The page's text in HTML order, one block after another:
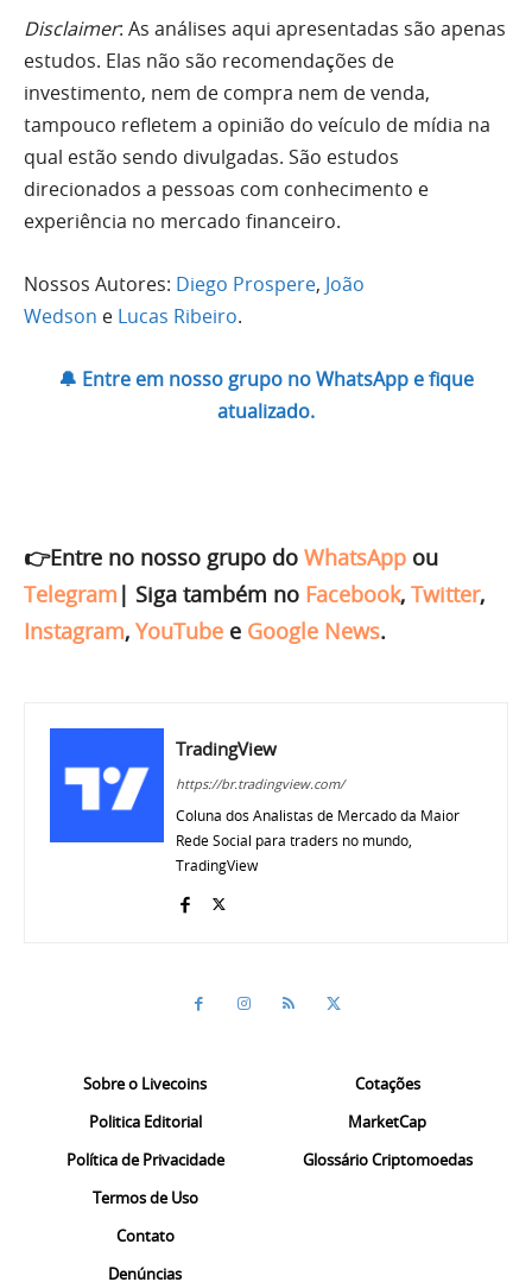
Disclaimer: As análises aqui apresentadas são apenas
estudos. Elas não são recomendações de
investimento, nem de compra nem de venda,
tampouco refletem a opinião do veículo de mídia na
qual estão sendo divulgadas. São estudos
direcionados a pessoas com conhecimento e
experiência no mercado financeiro.
Nossos Autores: Diego Prospere, João
Wedson e Lucas Ribeiro.
🔔 Entre em nosso grupo no WhatsApp e fique
atualizado.
👉Entre no nosso grupo do WhatsApp ou
Telegram | Siga também no Facebook, Twitter,
Instagram, YouTube e Google News.
TradingView
https://br.tradingview.com/
Coluna dos Analistas de Mercado da Maior
Rede Social para traders no mundo,
TradingView
Sobre o Livecoins
Politica Editorial
Política de Privacidade
Termos de Uso
Contato
Denúncias
Cotações
MarketCap
Glossário Criptomoedas